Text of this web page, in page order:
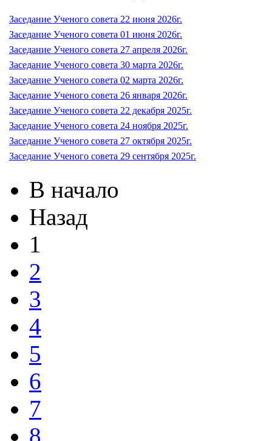
Заседание Ученого совета 22 июня 2026г.
Заседание Ученого совета 01 июня 2026г.
Заседание Ученого совета 27 апреля 2026г.
Заседание Ученого совета 30 марта 2026г.
Заседание Ученого совета 02 марта 2026г.
Заседание Ученого совета 26 января 2026г.
Заседание Ученого совета 22 декабря 2025г.
Заседание Ученого совета 24 ноября 2025г.
Заседание Ученого совета 27 октября 2025г.
Заседание Ученого совета 29 сентября 2025г.
В начало
Назад
1
2
3
4
5
6
7